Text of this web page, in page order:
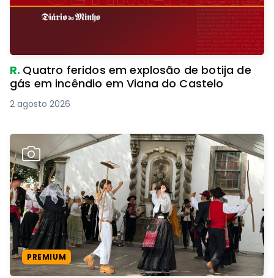
R. Quatro feridos em explosão de botija de
gás em incêndio em Viana do Castelo
2 agosto 2026
PREMIUM